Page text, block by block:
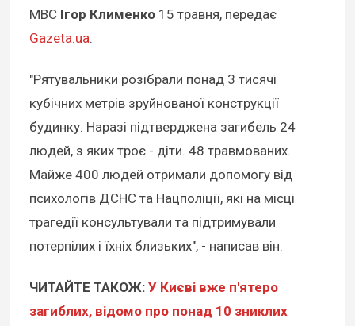
МВС Ігор Клименко 15 травня, передає
Gazeta.ua.
"Рятувальники розібрали понад 3 тисячі
кубічних метрів зруйнованої конструкції
будинку. Наразі підтверджена загибель 24
людей, з яких троє - діти. 48 травмованих.
Майже 400 людей отримали допомогу від
психологів ДСНС та Нацполіції, які на місці
трагедії консультували та підтримували
потерпілих і їхніх близьких", - написав він.
ЧИТАЙТЕ ТАКОЖ: У Києві вже п'ятеро
загиблих, відомо про понад 10 зниклих